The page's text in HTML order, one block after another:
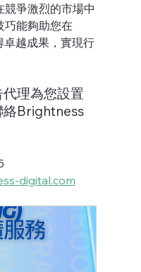
競爭激烈的市場中
巧能夠助您在
越成果，實現行
理為您設置
絡Brightness
digital.com